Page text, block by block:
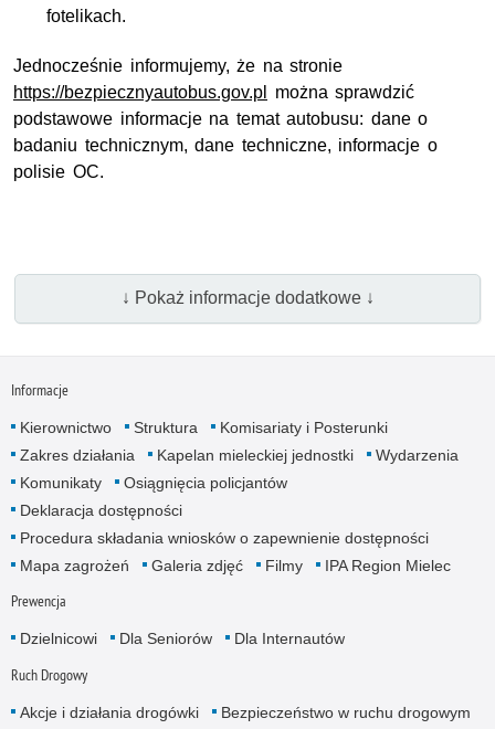
fotelikach.
Jednocześnie informujemy, że na stronie
https://bezpiecznyautobus.gov.pl
można sprawdzić
podstawowe informacje na temat autobusu: dane o
badaniu technicznym, dane techniczne, informacje o
polisie OC.
↓ Pokaż informacje dodatkowe ↓
Informacje
Kierownictwo Struktura
Komisariaty i Posterunki
Zakres działania
Kapelan mieleckiej jednostki
Wydarzenia
Komunikaty
Osiągnięcia policjantów
Deklaracja dostępności
Procedura składania wniosków o zapewnienie dostępności
Mapa zagrożeń
Galeria zdjęć Filmy IPA Region Mielec
Prewencja
Dzielnicowi Dla Seniorów Dla Internautów
Ruch Drogowy
Akcje i działania drogówki
Bezpieczeństwo w ruchu drogowym